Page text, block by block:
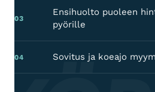
03
Ensihuolto puoleen
pyörille
04 Sovitus ja koeajo